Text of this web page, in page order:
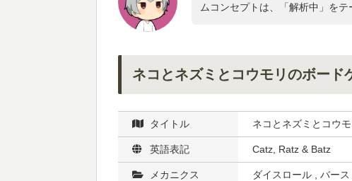
ムコンセプトは、「解析中 」を
ネコとネズミとコウモリのボード
タイトル ネコとネズミとコウモ
英語表記 Catz, Ratz & Batz
メカニクス ダイスロール , バース